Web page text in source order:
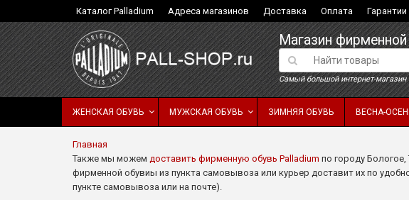
Каталог Palladium Адреса магазинов Доставка Оплата
Магазин
Самый большой интернет-
ЖЕНСКАЯ ОБУВЬ МУЖСКАЯ ОБУВЬ ЗИМНЯЯ ОБУВЬ ВЕСНА-
Главная
Также мы можем доставить фирменную обувь Palladium по городу
фирменной обувиы из пункта самовывоза или курьер доставит их по
пункте самовывоза или на почте).